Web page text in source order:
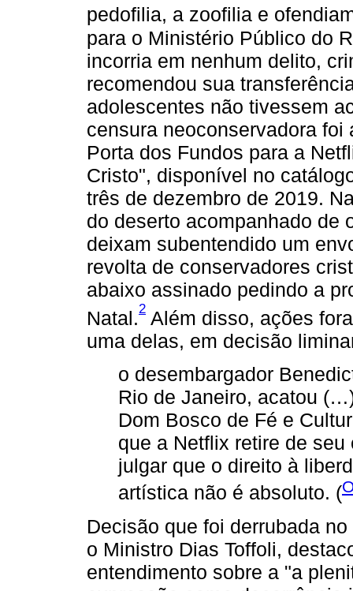
pedofilia, a zoofilia e
para o Ministério Público do
incorria em nenhum delito,
recomendou sua
adolescentes não tivessem
censura neoconservadora
Porta dos Fundos para a
Cristo", disponível no
três de dezembro de 2019.
do deserto acompanhado de
deixam subentendido um
revolta de conservadores
abaixo assinado pedindo a
Natal.2 Além disso, ações
uma delas, em decisão
o desembargador
Rio de Janeiro, acatou
Dom Bosco de Fé e
que a Netflix retire de
julgar que o direito à
artística não é absoluto. (
Decisão que foi derrubada
o Ministro Dias Toffoli,
entendimento sobre a "a